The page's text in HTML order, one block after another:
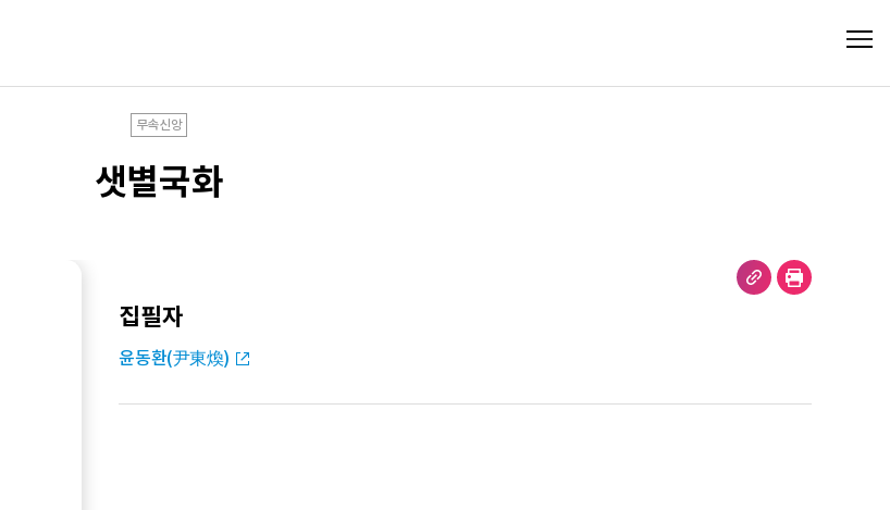
무속신앙
샛별국화
집필자
윤동환(尹東煥)